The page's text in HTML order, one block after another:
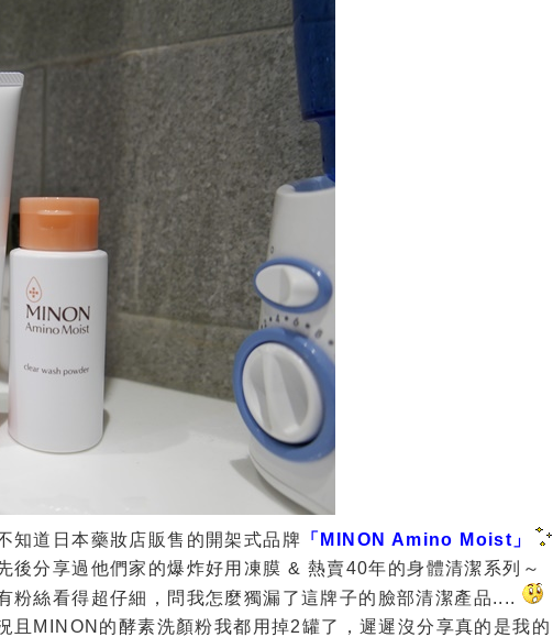
知道日本藥妝店販售的開架式品牌 「MINON Amino Moist」
後分享過他們家的爆炸好用凍膜 & 熱賣40年的身體清潔系列～
粉絲看得超仔細，問我怎麼獨漏了這牌子的臉部清潔產品....
且MINON的酵素洗顏粉我都用掉2罐了，遲遲沒分享真的是我的